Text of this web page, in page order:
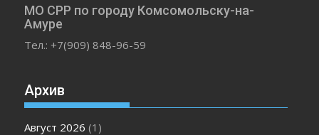
МО СРР по городу Комсомольску-на-
Амуре
Тел.: +7(909) 848-96-59
Архив
Август 2026 (1)